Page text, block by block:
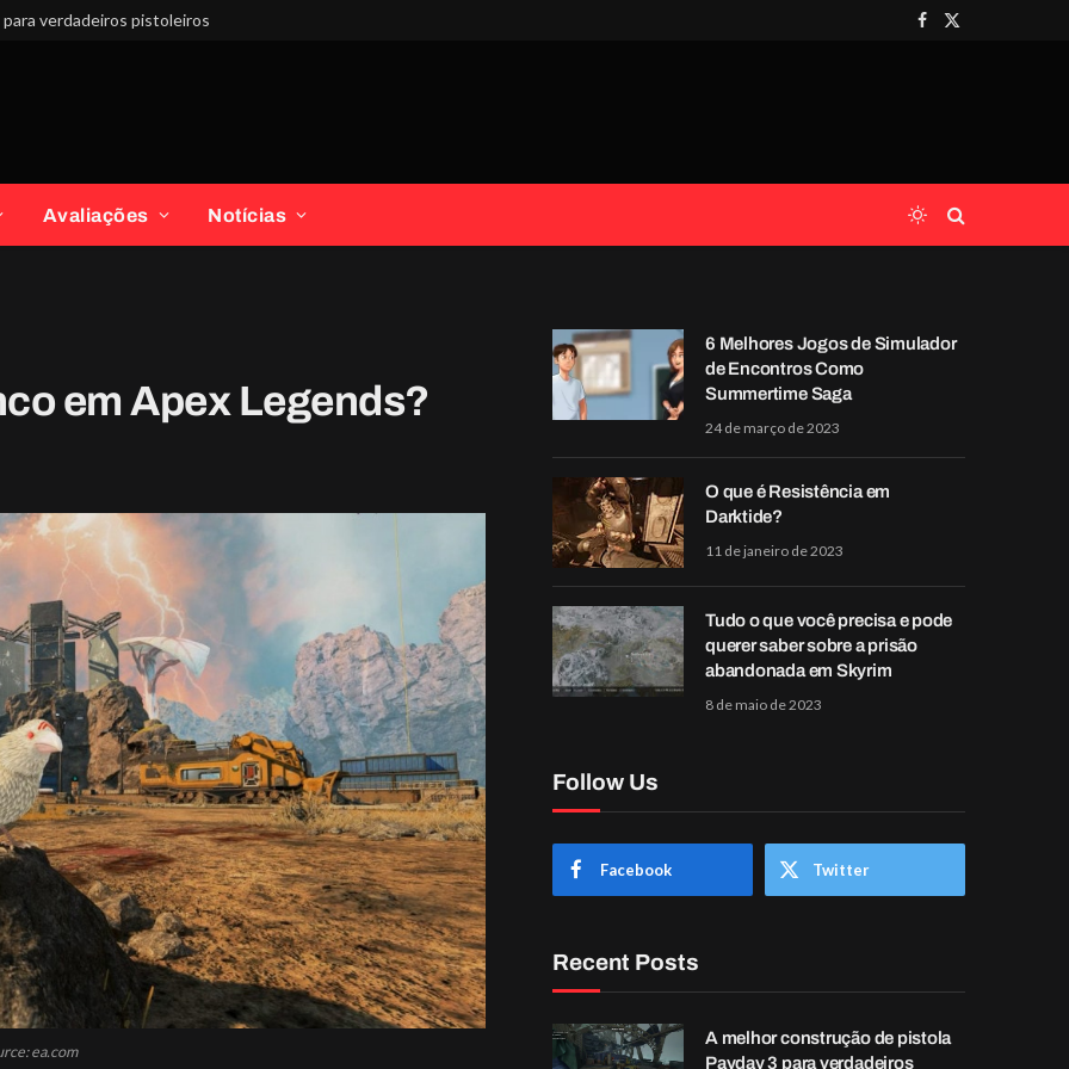
verdadeiros pistoleiros
Facebook
X
Avaliações Notícias
em Apex Legends?
ea.com
6 Melhores Jogos de Simulador
de Encontros Como
Summertime Saga
24 de março de 2023
O que é Resistência em
Darktide?
11 de janeiro de 2023
Tudo o que você precisa e pode
querer saber sobre a prisão
abandonada em Skyrim
8 de maio de 2023
Follow Us
Facebook Twitter
Recent Posts
A melhor construção de pistola
Payday 3 para verdadeiros